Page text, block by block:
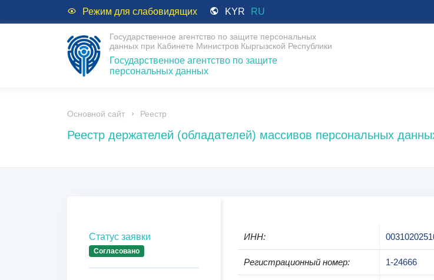
Режим для слабовидящих KYR RU
Государственное агентство по защите персональных
данных при Кабинете Министров Кыргызской Республики
Государственное агентство по защите
персональных данных
Основной сайт Реестр
Реестр держателей (обладателей) массивов персональных
Статус заявки
Согласовано
ИНН:
Регистрационный номер: 1-24666